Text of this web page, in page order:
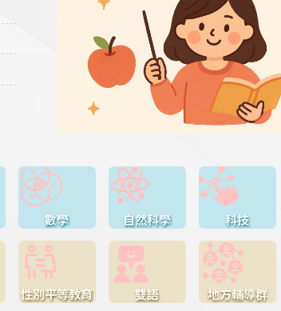
數學 自然科學 科技
性別平等教育 雙語 地方輔導群